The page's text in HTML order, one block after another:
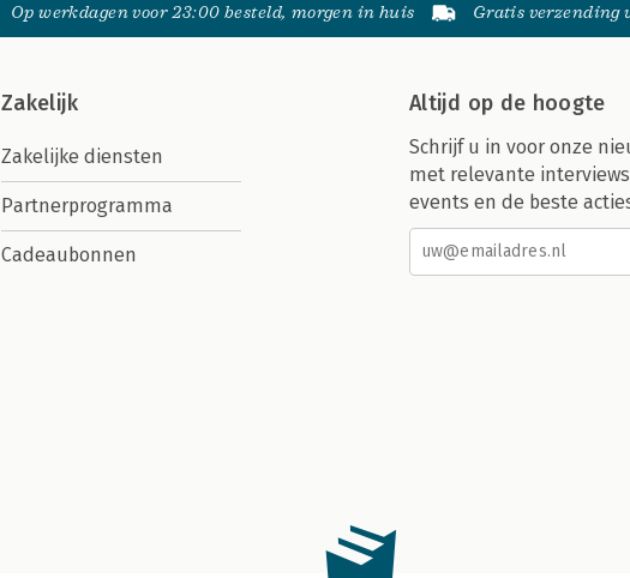
Op werkdagen voor 23:00 besteld, morgen in huis Gratis verzending
Zakelijk
Zakelijke diensten
Partnerprogramma
Cadeaubonnen
Altijd op de hoogte
Schrijf u in voor onze
met relevante
events en de beste